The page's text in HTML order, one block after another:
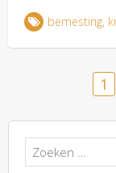
bemesting,
Berichten1
Zoeken
naar: